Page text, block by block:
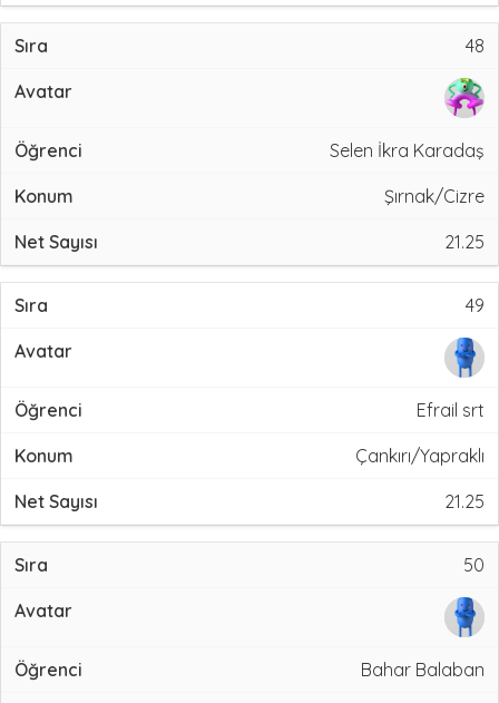
48
Selen İkra Karadaş
Şırnak/Cizre
21.25
49
Efrail srt
Çankırı/Yapraklı
21.25
50
Bahar Balaban